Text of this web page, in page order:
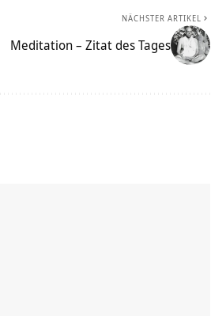
NÄCHSTER ARTIKEL
Meditation – Zitat des Tages